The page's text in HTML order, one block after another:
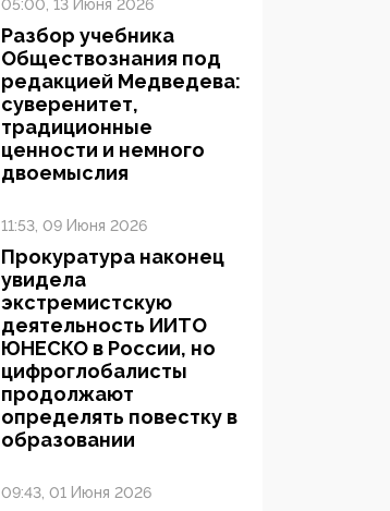
05:00, 13 Июня 2026
Разбор учебника
Обществознания под
редакцией Медведева:
суверенитет,
традиционные
ценности и немного
двоемыслия
11:53, 09 Июня 2026
Прокуратура наконец
увидела
экстремистскую
деятельность ИИТО
ЮНЕСКО в России, но
цифроглобалисты
продолжают
определять повестку в
образовании
09:43, 01 Июня 2026